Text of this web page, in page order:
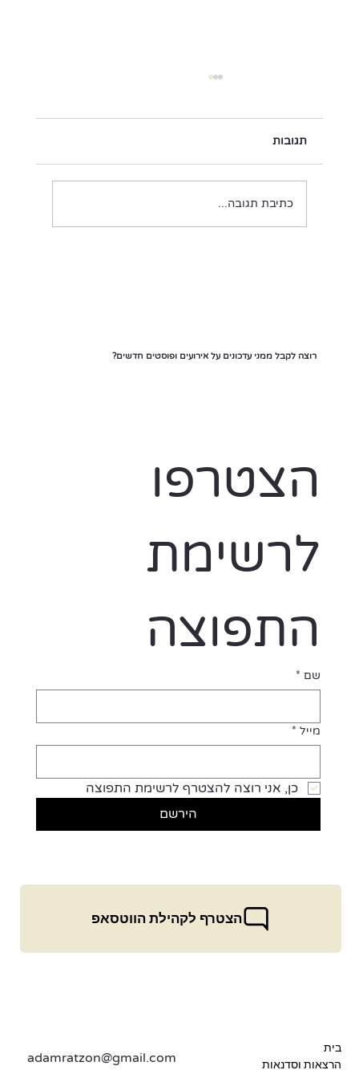
תגובות
כתיבת תגובה...
התפוצה
שם *
מייל *
כן, אני רוצה להצטרף לרשימת התפוצה
הירשם
adamratzon@gmail.com
הצטרף לקהילת הווטסאפ
רוצה לקבל ממני עדכונים על אירועים ופוסטים חדשים?
בית
הרצאות וסדנאות